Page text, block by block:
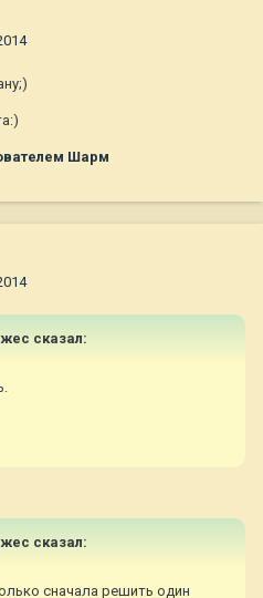
Шарм
сказал:
сказал:
сначала решить один